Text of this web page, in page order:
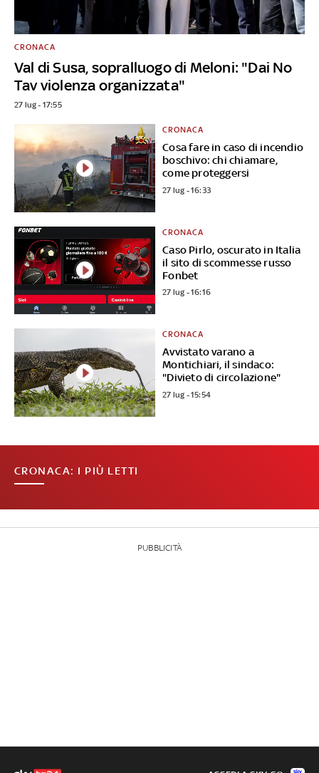
Val di Susa, sopralluogo di Meloni: "Dai No
Tav violenza organizzata"
CRONACA
27 lug - 17:55
Cosa fare in caso di incendio
boschivo: chi chiamare,
come proteggersi
CRONACA
27 lug - 16:33
Caso Pirlo, oscurato in Italia
il sito di scommesse russo
Fonbet
CRONACA
27 lug - 16:16
Avvistato varano a
Montichiari, il sindaco:
"Divieto di circolazione"
CRONACA
27 lug - 15:54
CRONACA: I PIÙ LETTI
PUBBLICITÀ